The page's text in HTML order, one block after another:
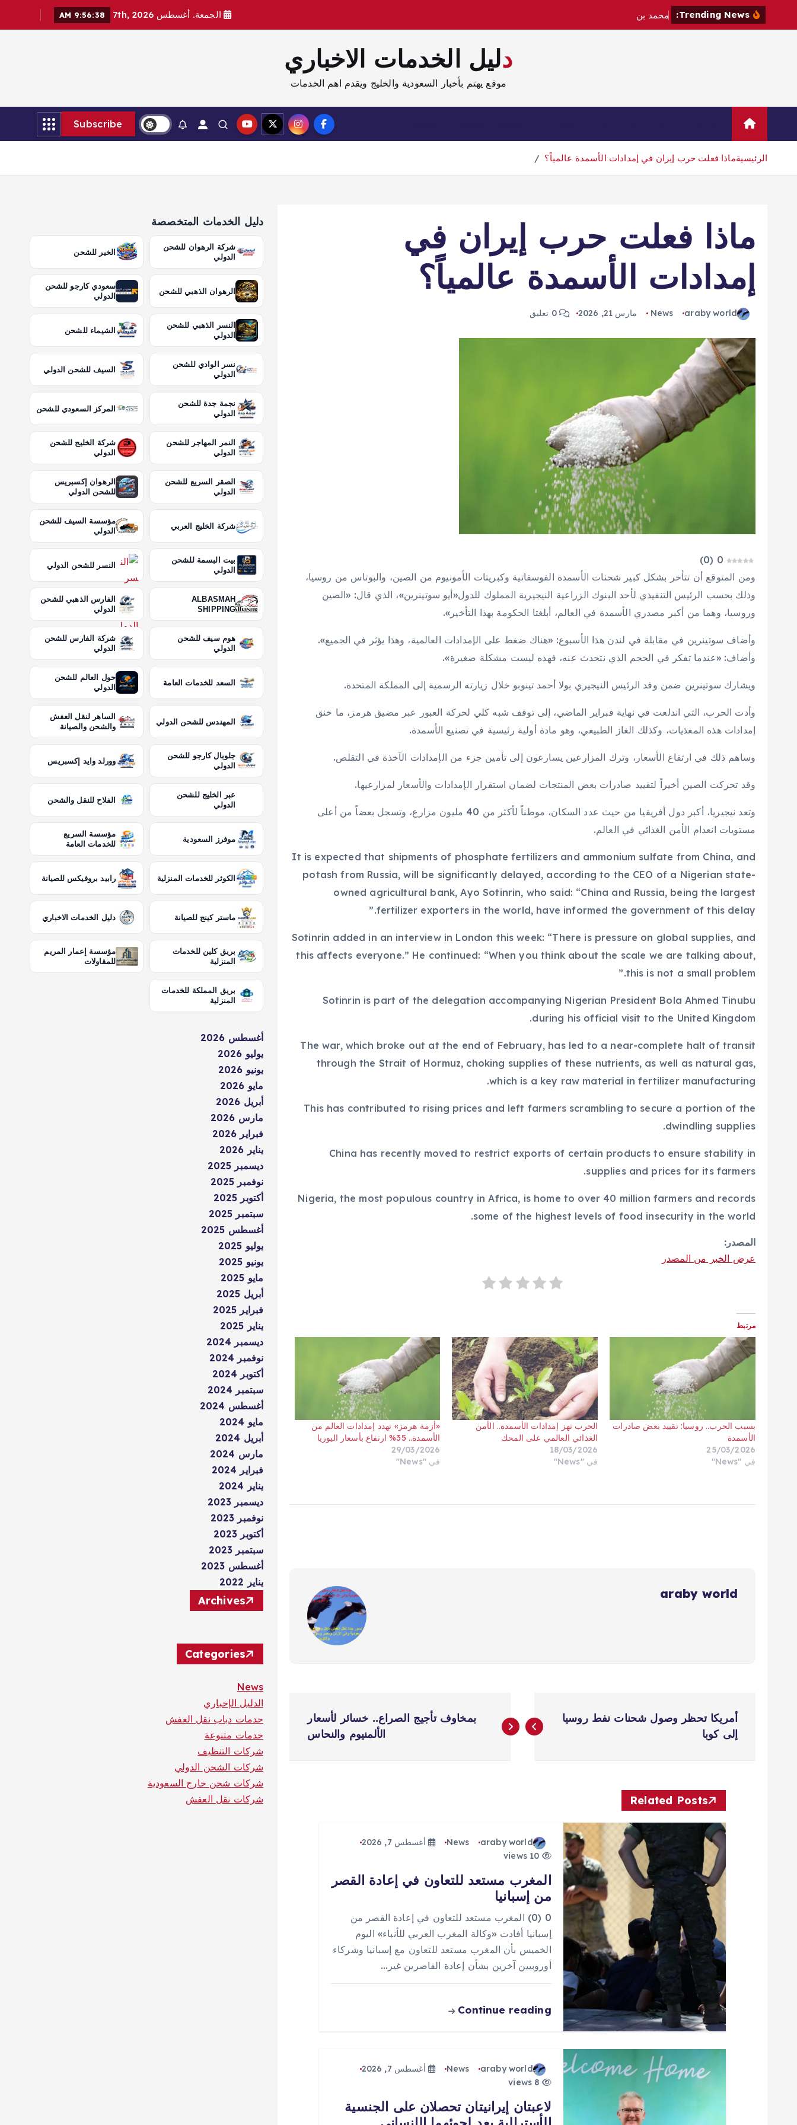
محمد بن الجمعة. أغسطس 7th, 2026 9:56:39 AM
دليل الخدمات الاخباري
موقع يهتم بأخبار السعودية والخليج ويقدم اهم الخدمات
Subscribe
الرئيسيةماذا فعلت حرب إيران في إمدادات الأسمدة عالمياً؟
ماذا فعلت حرب إيران في
إمدادات الأسمدة عالمياً؟
araby world
News مارس 21, 2026 0 تعليق
0
(
0
)
ومن المتوقع أن تتأخر بشكل كبير شحنات الأسمدة الفوسفاتية وكبريتات الأمونيوم من الصين، والبوتاس من روسيا،
وذلك بحسب الرئيس التنفيذي لأحد البنوك الزراعية النيجيرية المملوك للدول«أيو سوتينرين»، الذي قال: «الصين
وروسيا، وهما من أكبر مصدري الأسمدة في العالم، أبلغتا الحكومة بهذا التأخير».
وأضاف سوتينرين في مقابلة في لندن هذا الأسبوع: «هناك ضغط على الإمدادات العالمية، وهذا يؤثر في الجميع».
وأضاف: «عندما تفكر في الحجم الذي نتحدث عنه، فهذه ليست مشكلة صغيرة».
ويشارك سوتينرين ضمن وفد الرئيس النيجيري بولا أحمد تينوبو خلال زيارته الرسمية إلى المملكة المتحدة.
وأدت الحرب، التي اندلعت في نهاية فبراير الماضي، إلى توقف شبه كلي لحركة العبور عبر مضيق هرمز، ما خنق
إمدادات هذه المغذيات، وكذلك الغاز الطبيعي، وهو مادة أولية رئيسية في تصنيع الأسمدة.
وساهم ذلك في ارتفاع الأسعار، وترك المزارعين يسارعون إلى تأمين جزء من الإمدادات الآخذة في التقلص.
وقد تحركت الصين أخيراً لتقييد صادرات بعض المنتجات لضمان استقرار الإمدادات والأسعار لمزارعيها.
وتعد نيجيريا، أكبر دول أفريقيا من حيث عدد السكان، موطناً لأكثر من 40 مليون مزارع، وتسجل بعضاً من أعلى
مستويات انعدام الأمن الغذائي في العالم.
It is expected that shipments of phosphate fertilizers and ammonium sulfate from China, and
potash from Russia, will be significantly delayed, according to the CEO of a Nigerian state-
owned agricultural bank, Ayo Sotinrin, who said: “China and Russia, being the largest
fertilizer exporters in the world, have informed the government of this delay.”
Sotinrin added in an interview in London this week: “There is pressure on global supplies, and
this affects everyone.” He continued: “When you think about the scale we are talking about,
this is not a small problem.”
Sotinrin is part of the delegation accompanying Nigerian President Bola Ahmed Tinubu
during his official visit to the United Kingdom.
The war, which broke out at the end of February, has led to a near-complete halt of transit
through the Strait of Hormuz, choking supplies of these nutrients, as well as natural gas,
which is a key raw material in fertilizer manufacturing.
This has contributed to rising prices and left farmers scrambling to secure a portion of the
dwindling supplies.
China has recently moved to restrict exports of certain products to ensure stability in
supplies and prices for its farmers.
Nigeria, the most populous country in Africa, is home to over 40 million farmers and records
some of the highest levels of food insecurity in the world.
المصدر:
عرض الخبر من المصدر
مرتبط
بسبب الحرب.. روسيا: تقييد بعض صادرات
الأسمدة
25/03/2026
في "News"
الحرب تهز إمدادات الأسمدة.. الأمن
الغذائي العالمي على المحك
18/03/2026
في "News"
«أزمة هرمز» تهدد إمدادات العالم من
الأسمدة.. 35% ارتفاع بأسعار اليوريا
29/03/2026
في "News"
araby world
ص
أمريكا تحظر وصول شحنات نفط روسيا
إلى كوبا
بمخاوف تأجيج الصراع.. خسائر لأسعار
الألمنيوم والنحاس
Related Posts
araby world
News
أغسطس 7, 2026
المغرب مستعد للتعاون في إعادة القصر
من إسبانيا
0 (0) المغرب مستعد للتعاون في إعادة القصر من
إسبانيا أفادت «وكالة المغرب العربي للأنباء» اليوم
الخميس بأن المغرب مستعد للتعاون مع إسبانيا وشركاء
أوروبيين آخرين بشأن إعادة القاصرين غير…
Continue reading
araby world
News
أغسطس 7, 2026
لاعبتان إيرانيتان تحصلان على الجنسية
دليل الخدمات المتخصصة
شركة الرهوان للشحن
الدولي
الخير للشحن
الرهوان الذهبي للشحن
سعودي كارجو للشحن
الدولي
النسر الذهبي للشحن
الدولي
الشيماء للشحن
نسر الوادي للشحن
الدولي
السيف للشحن الدولي
نجمة جدة للشحن
الدولي
المركز السعودي للشحن
النمر المهاجر للشحن
الدولي
شركة الخليج للشحن
الدولي
الصقر السريع للشحن
الدولي
الرهوان إكسبريس
للشحن الدولي
شركة الخليج العربي
مؤسسة السيف للشحن
الدولي
بيت البسمة للشحن
الدولي
النسر للشحن الدولي
ALBASMAH
SHIPPING
الفارس الذهبي للشحن
الدولي
هوم سيف للشحن
الدولي
شركة الفارس للشحن
الدولي
السعد للخدمات العامة
حول العالم للشحن
الدولي
المهندس للشحن الدولي
الساهر لنقل العفش
والشحن والصيانة
جلوبال كارجو للشحن
الدولي
وورلد وايد إكسبريس
عبر الخليج للشحن
الدولي
الفلاح للنقل والشحن
موفرز السعودية
مؤسسة السريع
للخدمات العامة
الكوثر للخدمات المنزلية رابيد بروفيكس للصيانة
ماستر كينج للصيانة دليل الخدمات الاخباري
بريق كلين للخدمات
المنزلية
مؤسسة إعمار المريم
للمقاولات
بريق المملكة للخدمات
المنزلية
أغسطس 2026
يوليو 2026
يونيو 2026
مايو 2026
أبريل 2026
مارس 2026
فبراير 2026
يناير 2026
ديسمبر 2025
نوفمبر 2025
أكتوبر 2025
سبتمبر 2025
أغسطس 2025
يوليو 2025
يونيو 2025
مايو 2025
أبريل 2025
فبراير 2025
يناير 2025
ديسمبر 2024
نوفمبر 2024
أكتوبر 2024
سبتمبر 2024
أغسطس 2024
مايو 2024
أبريل 2024
مارس 2024
فبراير 2024
يناير 2024
ديسمبر 2023
نوفمبر 2023
أكتوبر 2023
سبتمبر 2023
أغسطس 2023
يناير 2022
Archives
Categories
News
الدليل الإخباري
حدمات دباب نقل العفش
خدمات متنوعة
شركات التنظيف
شركات الشحن الدولي
شركات شحن خارج السعودية
شركات نقل العفش